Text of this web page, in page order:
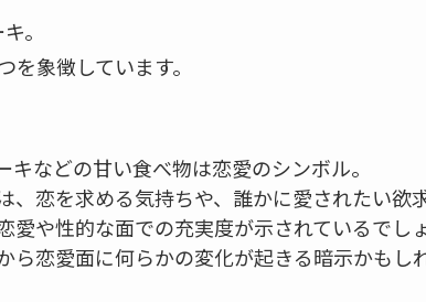
。
象徴しています。
キなどの甘い食べ物は恋愛のシンボル。
、恋を求める気持ちや、誰かに愛されたい欲
愛や性的な面での充実度が示されているでしょ
ら恋愛面に何らかの変化が起きる暗示かもし